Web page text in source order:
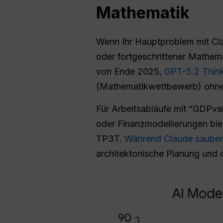
Mathematik
Wenn Ihr Hauptproblem mit
oder fortgeschrittener
von Ende 2025, GPT-5.2
(Mathematikwettbewerb)
Für Arbeitsabläufe mit
oder Finanzmodellierungen
TP3T. Während Claude
architektonische Planung und